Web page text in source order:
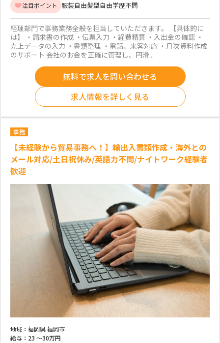
注目ポイント 服装自由髪型自由学歴不問
経理部門で事務業務全般を担当していただきます。 【具体的に
は】 ・請求書の作成 ・伝票入力 ・経費精算 ・入出金の確認 ・
売上データの入力 ・書類整理 ・電話、来客対応 ・月次資料作成
のサポート 会社のお金を正確に管理し、円滑...
無料で求人を問い合わせる
求人情報を詳しく見る
事務
【未経験から貿易事務へ！】輸出入書類作成・海外との
メール対応/土日祝休み/英語力不問/ナイトワーク経験者
歓迎
地域： 福岡県 福岡市
給与： 23 ～30万円